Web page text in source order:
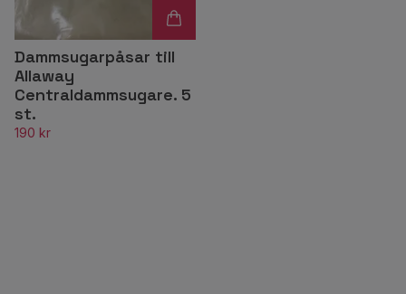
Dammsugarpåsar till
Allaway
Centraldammsugare. 5
st.
190 kr